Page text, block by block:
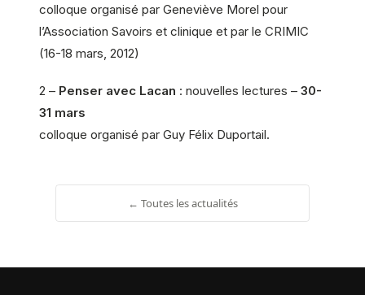
colloque organisé par Geneviève Morel pour
l’Association Savoirs et clinique et par le CRIMIC
(16-18 mars, 2012)
2 – Penser avec Lacan : nouvelles lectures – 30-
31 mars
colloque organisé par Guy Félix Duportail.
← Toutes les actualités